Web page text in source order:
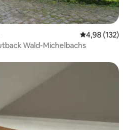
Gemiddelde
4,98 (132)
Schönlebenhof in de Outback Wald-Michelbachs